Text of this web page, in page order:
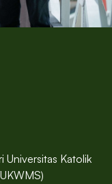
Universitas Katolik